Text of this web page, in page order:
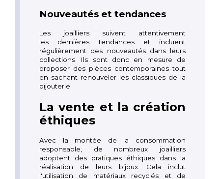
Nouveautés et tendances
Les joailliers suivent attentivement
les dernières tendances et incluent
régulièrement des nouveautés dans leurs
collections. Ils sont donc en mesure de
proposer des pièces contemporaines tout
en sachant renouveler les classiques de la
bijouterie.
La vente et la création
éthiques
Avec la montée de la consommation
responsable, de nombreux joailliers
adoptent des pratiques éthiques dans la
réalisation de leurs bijoux. Cela inclut
l'utilisation de matériaux recyclés et de